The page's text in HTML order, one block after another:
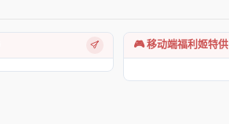
🎮 移动端福利姬特供